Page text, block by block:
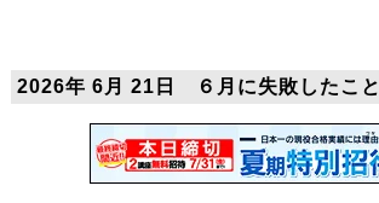
2026年 6月 21日 ６月に失敗したこと